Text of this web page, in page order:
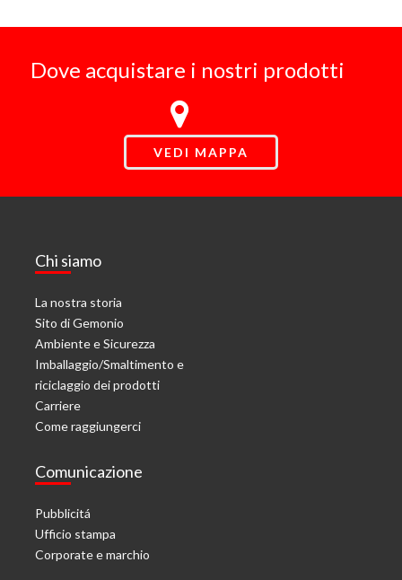
Dove acquistare i nostri prodotti
VEDI MAPPA
Chi siamo
La nostra storia
Sito di Gemonio
Ambiente e Sicurezza
Imballaggio/Smaltimento e
riciclaggio dei prodotti
Carriere
Come raggiungerci
Comunicazione
Pubblicitá
Ufficio stampa
Corporate e marchio